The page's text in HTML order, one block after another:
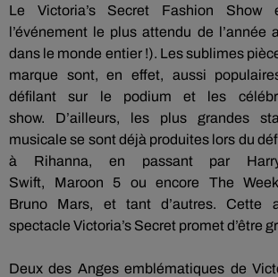
Le Victoria’s
Secret Fashion Show
l’événement le plus attendu de l’année
dans le monde entier !). Les sublimes
marque sont, en effet, aussi
défilant sur le podium et les
show.
D’ailleurs, les plus grandes
musicale se sont déjà produites lors du
à
Rihanna, en passant par
Swift,
Maroon 5 ou encore The
Bruno
Mars, et tant d’autres. Cette
spectacle Victoria’s Secret promet d’être
Deux des Anges emblématiques de